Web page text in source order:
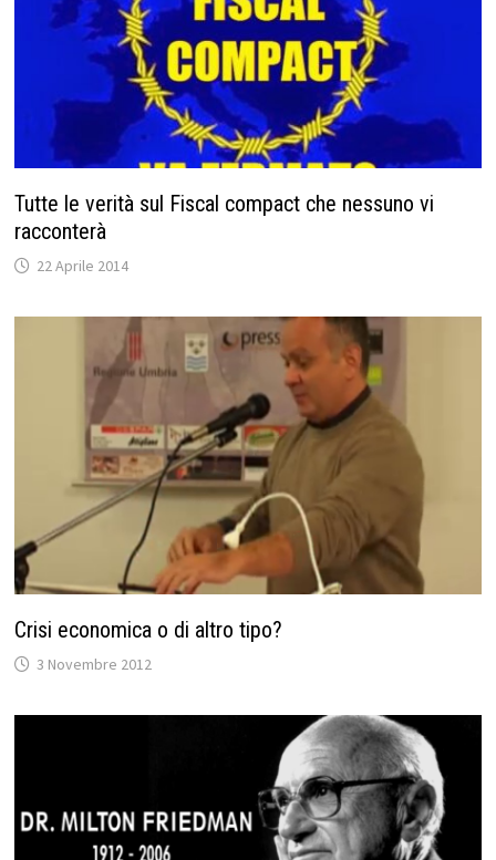
Tutte le verità sul Fiscal compact che nessuno vi
racconterà
22 Aprile 2014
Crisi economica o di altro tipo?
3 Novembre 2012